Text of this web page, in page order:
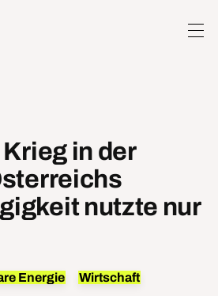
in der
nutzte nur
Energie
Wirtschaft